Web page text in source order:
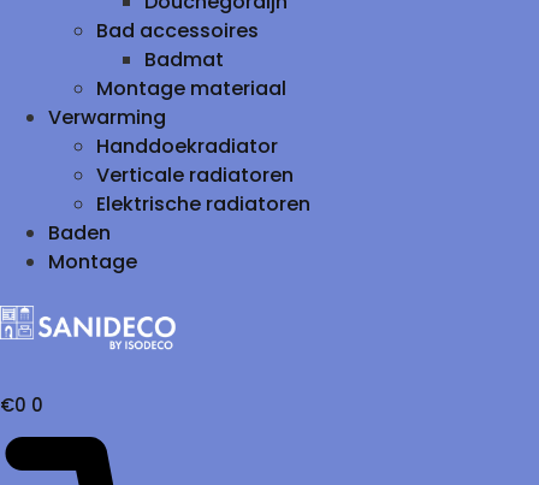
Bad accessoires
Badmat
Montage materiaal
Verwarming
Handdoekradiator
Verticale radiatoren
Elektrische radiatoren
Baden
Montage
€0 0